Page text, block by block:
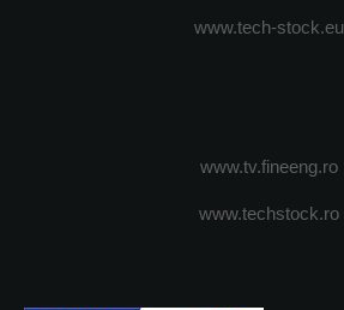
www.tech-stock.eu
www.tv.fineeng.ro
www.techstock.ro